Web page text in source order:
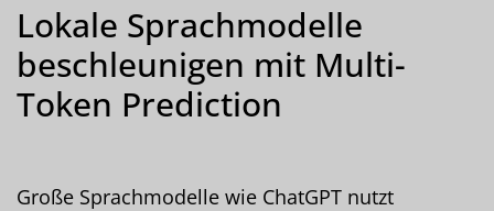
Lokale Sprachmodelle
beschleunigen mit Multi-
Token Prediction
Große Sprachmodelle wie ChatGPT nutzt